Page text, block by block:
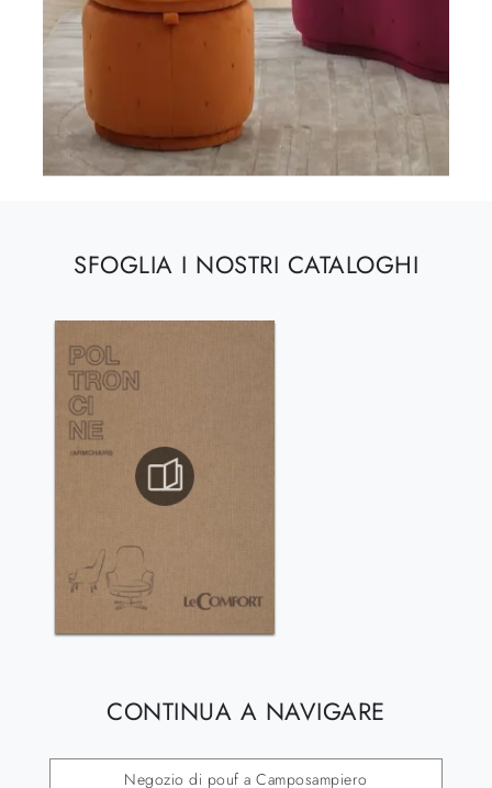
SFOGLIA I NOSTRI CATALOGHI
CONTINUA A NAVIGARE
Negozio di pouf a Camposampiero